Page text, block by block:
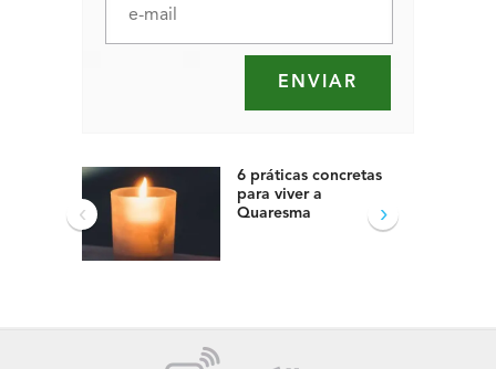
6 práticas concretas
para viver a
Quaresma
‹ ›